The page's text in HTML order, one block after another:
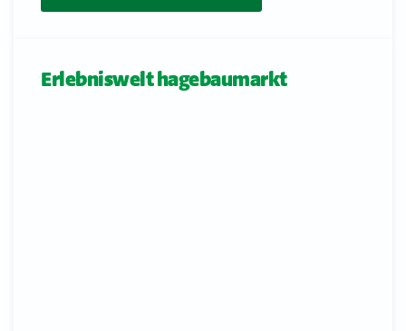
Erlebniswelt hagebaumarkt